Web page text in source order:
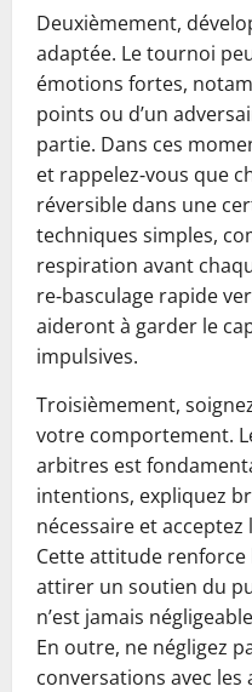
Deuxièmement,
adaptée. Le tournoi
émotions fortes,
points ou d’un
partie. Dans ces
et rappelez‑vous que
réversible dans une
techniques simples,
respiration avant
re‑basculage rapide
aideront à garder le
impulsives.
Troisièmement,
votre comportement.
arbitres est
intentions, expliquez
nécessaire et acceptez
Cette attitude renforce
attirer un soutien du
n’est jamais
En outre, ne négligez
conversations avec